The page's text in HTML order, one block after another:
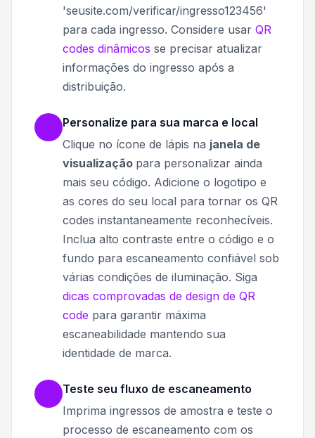
'seusite.com/verificar/ingresso123456'
para cada ingresso. Considere usar QR
codes dinâmicos se precisar atualizar
informações do ingresso após a
distribuição.
Personalize para sua marca e local
Clique no ícone de lápis na janela de
visualização para personalizar ainda
mais seu código. Adicione o logotipo e
as cores do seu local para tornar os QR
codes instantaneamente reconhecíveis.
Inclua alto contraste entre o código e o
fundo para escaneamento confiável sob
várias condições de iluminação. Siga
dicas comprovadas de design de QR
code para garantir máxima
escaneabilidade mantendo sua
identidade de marca.
Teste seu fluxo de escaneamento
Imprima ingressos de amostra e teste o
processo de escaneamento com os